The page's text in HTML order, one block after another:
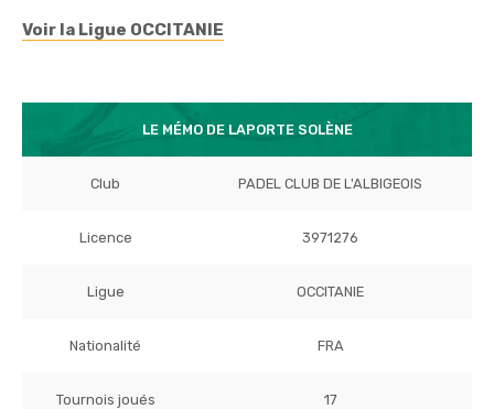
Voir la Ligue OCCITANIE
LE MÉMO DE LAPORTE SOLÈNE
Club PADEL CLUB DE L'ALBIGEOIS
Licence 3971276
Ligue OCCITANIE
Nationalité FRA
Tournois joués 17